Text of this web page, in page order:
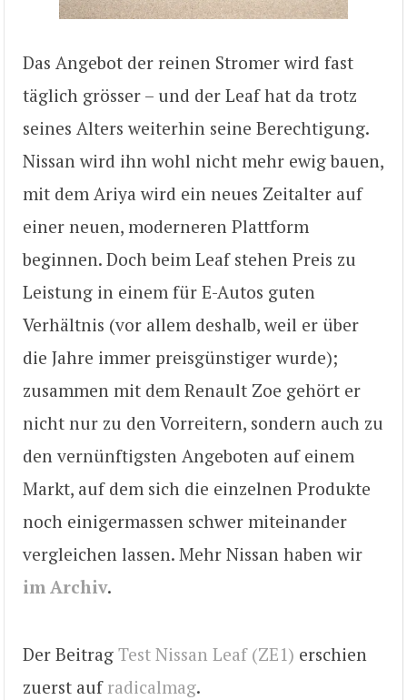
Das Angebot der reinen Stromer wird fast
täglich grösser – und der Leaf hat da trotz
seines Alters weiterhin seine Berechtigung.
Nissan wird ihn wohl nicht mehr ewig bauen,
mit dem Ariya wird ein neues Zeitalter auf
einer neuen, moderneren Plattform
beginnen. Doch beim Leaf stehen Preis zu
Leistung in einem für E-Autos guten
Verhältnis (vor allem deshalb, weil er über
die Jahre immer preisgünstiger wurde);
zusammen mit dem Renault Zoe gehört er
nicht nur zu den Vorreitern, sondern auch zu
den vernünftigsten Angeboten auf einem
Markt, auf dem sich die einzelnen Produkte
noch einigermassen schwer miteinander
vergleichen lassen. Mehr Nissan haben wir
im Archiv.
Der Beitrag Test Nissan Leaf (ZE1) erschien
zuerst auf radicalmag.